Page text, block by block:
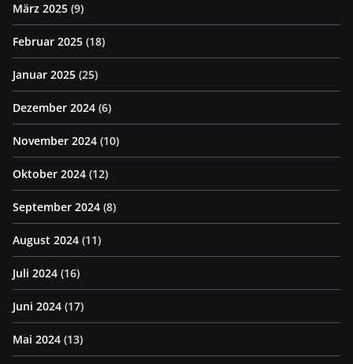
März 2025 (9)
Februar 2025 (18)
Januar 2025 (25)
Dezember 2024 (6)
November 2024 (10)
Oktober 2024 (12)
September 2024 (8)
August 2024 (11)
Juli 2024 (16)
Juni 2024 (17)
Mai 2024 (13)